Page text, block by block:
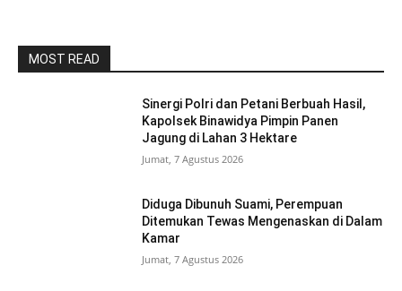
MOST READ
Sinergi Polri dan Petani Berbuah Hasil,
Kapolsek Binawidya Pimpin Panen
Jagung di Lahan 3 Hektare
Jumat, 7 Agustus 2026
Diduga Dibunuh Suami, Perempuan
Ditemukan Tewas Mengenaskan di Dalam
Kamar
Jumat, 7 Agustus 2026